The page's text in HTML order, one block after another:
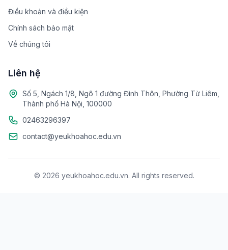
Điều khoản và điều kiện
Chính sách bảo mật
Về chúng tôi
Liên hệ
Số 5, Ngách 1/8, Ngõ 1 đường Đình Thôn, Phường Từ Liêm,
Thành phố Hà Nội, 100000
02463296397
contact@yeukhoahoc.edu.vn
© 2026 yeukhoahoc.edu.vn. All rights reserved.